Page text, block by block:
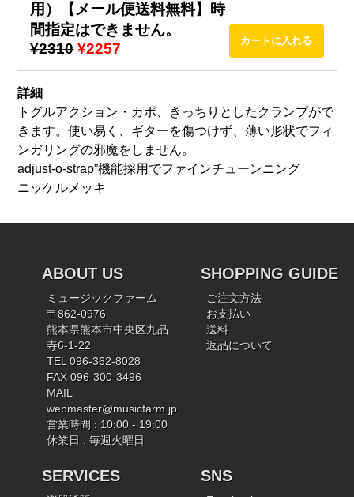
用）【メール便送料無料】時
間指定はできません。
¥2310 ¥2257
詳細
トグルアクション・カポ、きっちりとしたクランプがで
きます。使い易く、ギターを傷つけず、薄い形状でフィ
ンガリングの邪魔をしません。
adjust-o-strap”機能採用でファインチューンニング
ニッケルメッキ
ABOUT US
ミュージックファーム
〒862-0976
熊本県熊本市中央区九品
寺6-1-22
TEL 096-362-8028
FAX 096-300-3496
MAIL
webmaster@musicfarm.jp
営業時間 : 10:00 - 19:00
休業日 : 毎週火曜日
SHOPPING GUIDE
ご注文方法
お支払い
送料
返品について
SERVICES SNS